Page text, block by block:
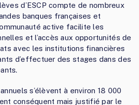
d’ESCP compte de nombreux
banques françaises et
active facilite les
et l’accès aux opportunités de
avec les institutions financières
d’effectuer des stages dans des
s’élèvent à environ 18 000
conséquent mais justifié par le